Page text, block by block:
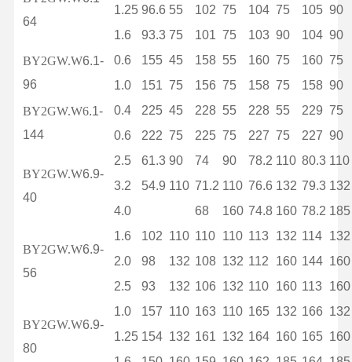
64
1.25 96.6 55 102 75 104 75 105 90
1.6
93.3 75 101 75 103 90 104 90
BY2GW.W6.1-
96
0.6 155 45 158 55 160 75 160 75
1.0
151 75 156 75 158 75 158 90
BY2GW.W6.1-
144
0.4 225 45 228 55 228 55 229 75
0.6
222 75 225 75 227 75 227 90
BY2GW.W6.9-
40
2.5 61.3 90 74 90 78.2 110 80.3 110
3.2
54.9 110 71.2 110 76.6 132 79.3 132
4.0
68 160 74.8 160 78.2 185
BY2GW.W6.9-
56
1.6 102 110 110 110 113 132 114 132
2.0
98 132 108 132 112 160 144 160
2.5
93 132 106 132 110 160 113 160
BY2GW.W6.9-
80
1.0 157 110 163 110 165 132 166 132
1.25 154 132 161 132 164 160 165 160